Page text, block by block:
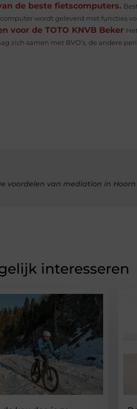
de beste fietscomputers.
wordt geleverd met functies
voor de TOTO KNVB Beker
zich samen met BVO’s, de andere
voordelen van mediation in
interesseren